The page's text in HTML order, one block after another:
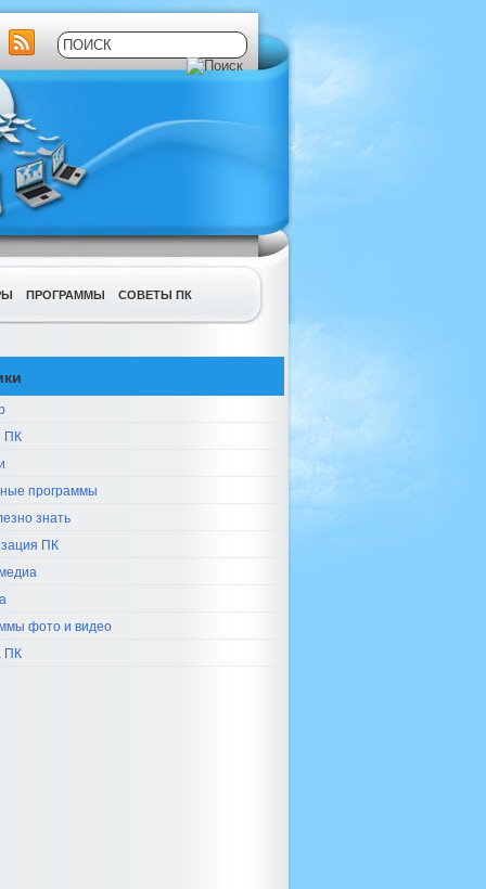
ПРОГРАММЫ СОВЕТЫ ПК
ПК
программы
знать
ПК
фото и видео
ПК